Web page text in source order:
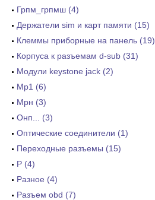
Грпм_грпмш (4)
Держатели sim и карт памяти (15)
Клеммы приборные на панель (19)
Корпуса к разъемам d-sub (31)
Модули keystone jack (2)
Мр1 (6)
Мрн (3)
Онп... (3)
Оптические соединители (1)
Переходные разъемы (15)
Р (4)
Разное (4)
Разъем obd (7)